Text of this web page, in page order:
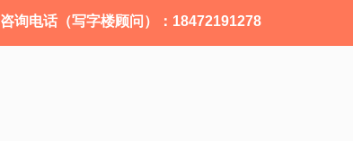
咨询电话（写字楼顾问）：18472191278